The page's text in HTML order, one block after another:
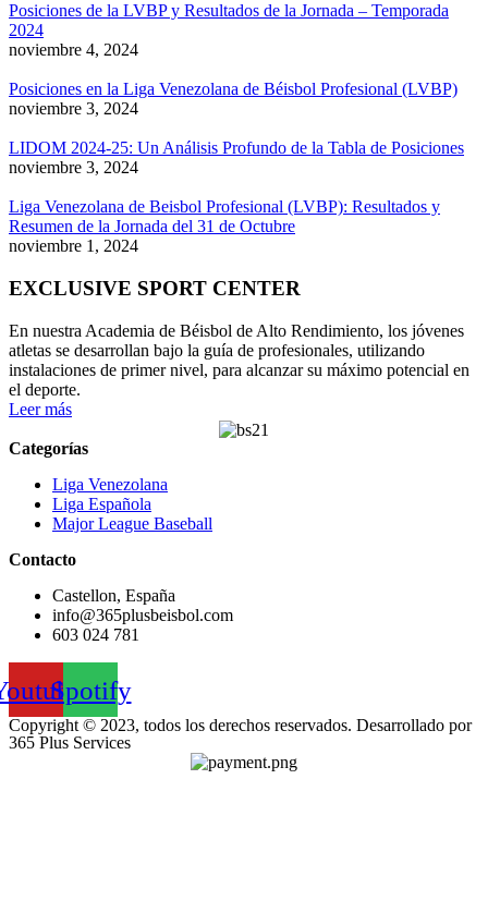
Posiciones de la LVBP y Resultados de la Jornada – Temporada
2024
noviembre 4, 2024
Posiciones en la Liga Venezolana de Béisbol Profesional (LVBP)
noviembre 3, 2024
LIDOM 2024-25: Un Análisis Profundo de la Tabla de Posiciones
noviembre 3, 2024
Liga Venezolana de Beisbol Profesional (LVBP): Resultados y
Resumen de la Jornada del 31 de Octubre
noviembre 1, 2024
EXCLUSIVE SPORT CENTER
En nuestra Academia de Béisbol de Alto Rendimiento, los jóvenes
atletas se desarrollan bajo la guía de profesionales, utilizando
instalaciones de primer nivel, para alcanzar su máximo potencial en
el deporte.
Leer más
Categorías
Liga Venezolana
Liga Española
Major League Baseball
Contacto
Castellon, España
info@365plusbeisbol.com
603 024 781
Spotify
Copyright © 2023, todos los derechos reservados. Desarrollado por
365 Plus Services